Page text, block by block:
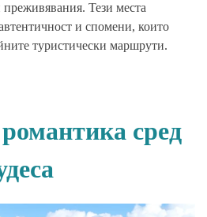
Тези места
и спомени, които
туристически маршрути.
сред